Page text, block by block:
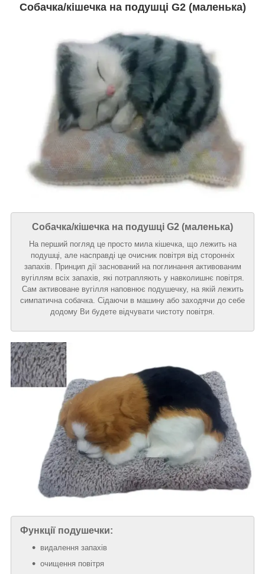
Собачка/кішечка на подушці G2 (маленька)
Собачка/кішечка на подушці G2 (маленька)
На перший погляд це просто мила кішечка, що лежить на
подушці, але насправді це очисник повітря від сторонніх
запахів. Принцип дії заснований на поглинання активованим
вугіллям всіх запахів, які потрапляють у навколишнє повітря.
Сам активоване вугілля наповнює подушечку, на якій лежить
симпатична собачка. Сідаючи в машину або заходячи до себе
додому Ви будете відчувати чистоту повітря.
Функції подушечки:
видалення запахів
очищення повітря